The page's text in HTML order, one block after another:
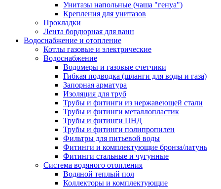
Унитазы напольные (чаша "генуа")
Крепления для унитазов
Прокладки
Лента бордюрная для ванн
Водоснабжение и отопление
Котлы газовые и электрические
Водоснабжение
Водомеры и газовые счетчики
Гибкая подводка (шланги для воды и газа)
Запорная арматура
Изоляция для труб
Трубы и фитинги из нержавеющей стали
Трубы и фитинги металлопластик
Трубы и фитинги ПНД
Трубы и фитинги полипропилен
Фильтры для питьевой воды
Фитинги и комплектующие бронза/латунь
Фитинги стальные и чугунные
Система водяного отопления
Водяной теплый пол
Коллекторы и комплектующие